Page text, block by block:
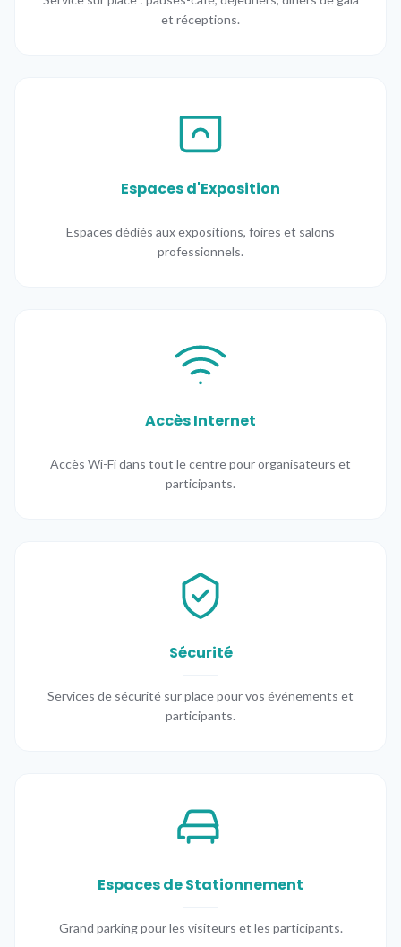
et réceptions.
Espaces d'Exposition
Espaces dédiés aux expositions, foires et salons
professionnels.
Accès Internet
Accès Wi-Fi dans tout le centre pour organisateurs et
participants.
Sécurité
Services de sécurité sur place pour vos événements et
participants.
Espaces de Stationnement
Grand parking pour les visiteurs et les participants.